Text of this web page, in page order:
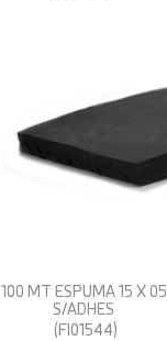
100 MT ESPUMA 15 X 05
S/ADHES
(FI01544)